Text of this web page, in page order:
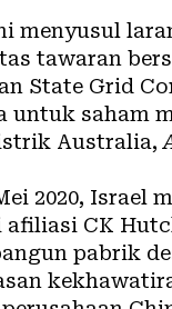
menyusul
tawaran
State Grid
untuk saham
Australia,
2020, Israel
afiliasi CK
pabrik